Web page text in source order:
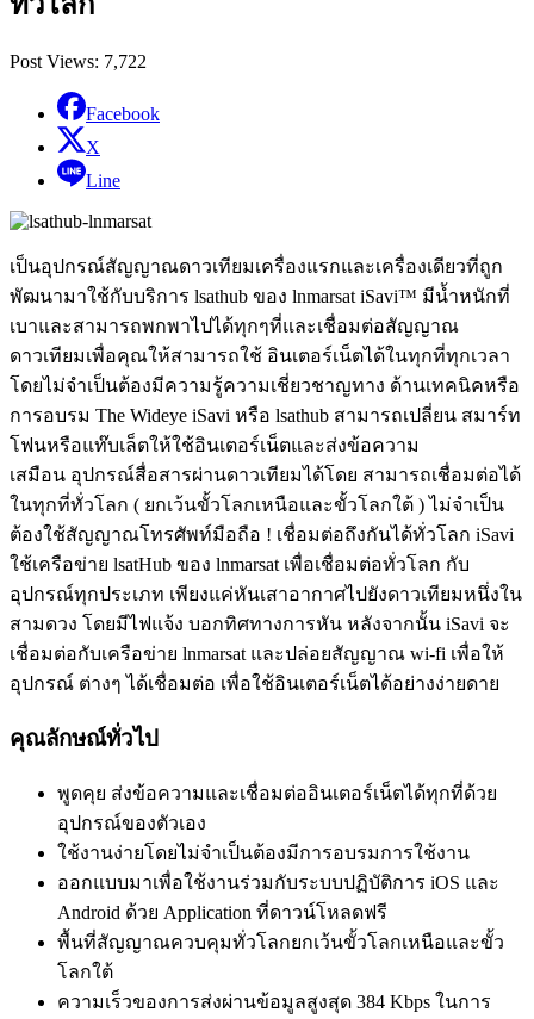
Post Views: 7,722
Facebook
X
Line
เป็นอุปกรณ์สัญญาณดาวเทียมเครื่องแรกและเครื่องเดียวที่ถูก
พัฒนามาใช้กับบริการ lsathub ของ lnmarsat iSavi™ มีน้ำหนักที่
เบาและสามารถพกพาไปได้ทุกๆที่และเชื่อมต่อสัญญาณ
ดาวเทียมเพื่อคุณให้สามารถใช้ อินเตอร์เน็ตได้ในทุกที่ทุกเวลา
โดยไม่จำเป็นต้องมีความรู้ความเชี่ยวชาญทาง ด้านเทคนิคหรือ
การอบรม The Wideye iSavi หรือ lsathub สามารถเปลี่ยน สมาร์ท
โฟนหรือแท๊บเล็ตให้ใช้อินเตอร์เน็ตและส่งข้อความ
เสมือน อุปกรณ์สื่อสารผ่านดาวเทียมได้โดย สามารถเชื่อมต่อได้
ในทุกที่ทั่วโลก ( ยกเว้นขั้วโลกเหนือและขั้วโลกใต้ ) ไม่จำเป็น
ต้องใช้สัญญาณโทรศัพท์มือถือ ! เชื่อมต่อถึงกันได้ทั่วโลก iSavi
ใช้เครือข่าย lsatHub ของ lnmarsat เพื่อเชื่อมต่อทั่วโลก กับ
อุปกรณ์ทุกประเภท เพียงแค่หันเสาอากาศไปยังดาวเทียมหนึ่งใน
สามดวง โดยมีไฟแจ้ง บอกทิศทางการหัน หลังจากนั้น iSavi จะ
เชื่อมต่อกับเครือข่าย lnmarsat และปล่อยสัญญาณ wi-fi เพื่อให้
อุปกรณ์ ต่างๆ ได้เชื่อมต่อ เพื่อใช้อินเตอร์เน็ตได้อย่างง่ายดาย
คุณลักษณ์ทั่วไป
พูดคุย ส่งข้อความและเชื่อมต่ออินเตอร์เน็ตได้ทุกที่ด้วย
อุปกรณ์ของตัวเอง
ใช้งานง่ายโดยไม่จำเป็นต้องมีการอบรมการใช้งาน
ออกแบบมาเพื่อใช้งานร่วมกับระบบปฏิบัติการ iOS และ
Android ด้วย Application ที่ดาวน์โหลดฟรี
พื้นที่สัญญาณควบคุมทั่วโลกยกเว้นขั้วโลกเหนือและขั้ว
โลกใต้
ความเร็วของการส่งผ่านข้อมูลสูงสุด 384 Kbps ในการ